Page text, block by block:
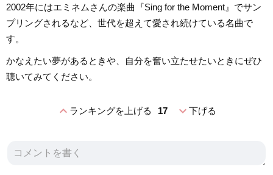
2002年にはエミネムさんの楽曲『Sing for the Moment』でサン
プリングされるなど、世代を超えて愛され続けている名曲で
す。
かなえたい夢があるときや、自分を奮い立たせたいときにぜひ
聴いてみてください。
expand_lessランキングを上げる 17 expand_more下げる